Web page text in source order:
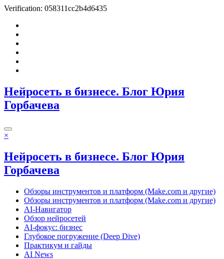
Verification: 058311cc2b4d6435
Перейти
содержимому
Нейросеть в бизнесе. Блог Юрия
Горбачева
×
Нейросеть в бизнесе. Блог Юрия
Горбачева
Обзоры инструментов и платформ (Make.com и другие)
Обзоры инструментов и платформ (Make.com и другие)
AI-Навигатор
Обзор нейросетей
AI-фокус: бизнес
Глубокое погружение (Deep Dive)
Практикум и гайды
AI News